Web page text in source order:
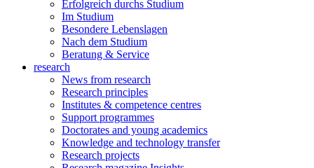
Erfolgreich durchs Studium
Im Studium
Besondere Lebenslagen
Nach dem Studium
Beratung & Service
research
News from research
Research principles
Institutes & competence centres
Support programmes
Doctorates and young academics
Knowledge and technology transfer
Research projects